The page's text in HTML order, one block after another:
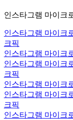
인스타그램 마이크
인스타그램 마이크
크픽
인스타그램 마이크
인스타그램 마이크
크픽
인스타그램 마이크
인스타그램 마이크
크픽
인스타그램 마이크